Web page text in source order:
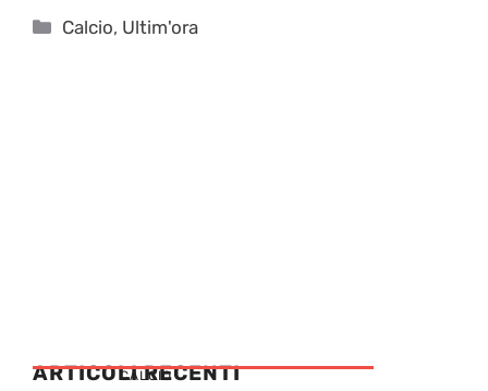
Categorie
Calcio, Ultim'ora
ARTICOLI RECENTI
CALCIO